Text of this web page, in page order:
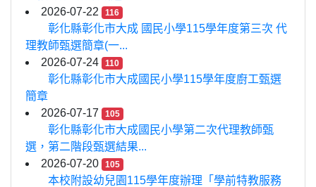
2026-07-22
116
彰化縣彰化市大成 國民小學115學年度第三次 代
理教師甄選簡章(一...
2026-07-24
110
彰化縣彰化市大成國民小學115學年度廚工甄選
簡章
2026-07-17
105
彰化縣彰化市大成國民小學第二次代理教師甄
選，第二階段甄選結果...
2026-07-20
105
本校附設幼兒園115學年度辦理「學前特教服務